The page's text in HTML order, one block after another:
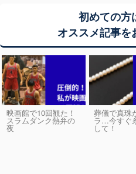
初めての方
オススメ記事を
映画館で10回観た！
スラムダンク熱弁の
夜
葬儀で真珠
ラ…今すぐ
して！